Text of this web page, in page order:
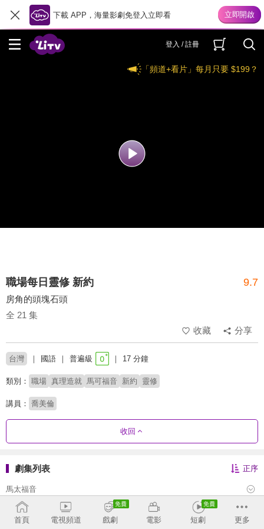
下載 APP，海量影劇免登入立即看
登入 / 註冊
「頻道+看片」每月只要 $199？
職場每日靈修 新約 9.7
房角的頭塊石頭
全 21 集
收藏
分享
台灣 國語 普遍級 17 分鐘
類別： 職場 真理造就 馬可福音 新約 靈修
講員： 喬美倫
收回
劇集列表 正序
馬太福音
馬可福音
首頁 電視頻道 戲劇 電影 短劇 更多